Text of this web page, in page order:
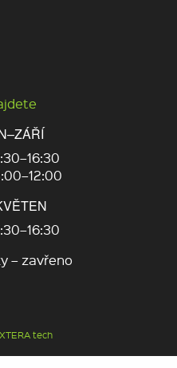
– zavřeno
tech